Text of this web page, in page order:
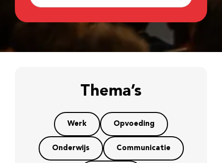
Thema’s
Werk Opvoeding
Onderwijs Communicatie